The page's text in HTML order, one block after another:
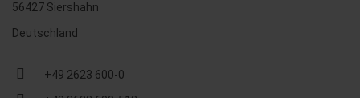
56427 Siershahn
Deutschland
+49 2623 600-0